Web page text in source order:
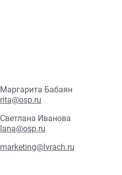
Маргарита Бабаян
rita@osp.ru
Светлана Иванова
lana@osp.ru
marketing@lvrach.ru